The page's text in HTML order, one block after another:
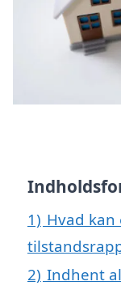
1) Hvad kan
2) Indhent